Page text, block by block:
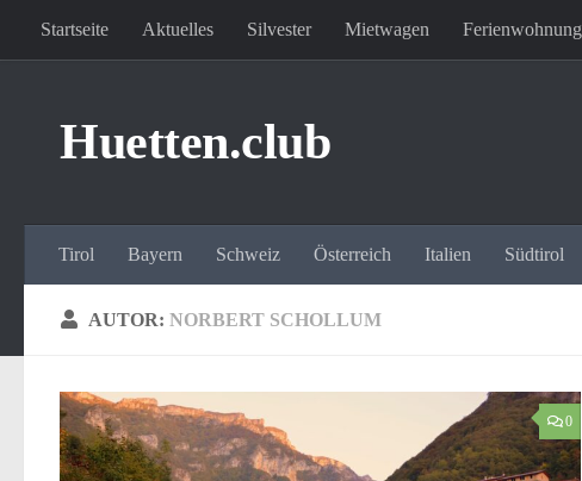
Zum Inhalt springen
Startseite Aktuelles Silvester Mietwagen Ferienwohnung
Huetten.club
Tirol Bayern Schweiz Österreich Italien Südtirol
AUTOR: NORBERT SCHOLLUM
0